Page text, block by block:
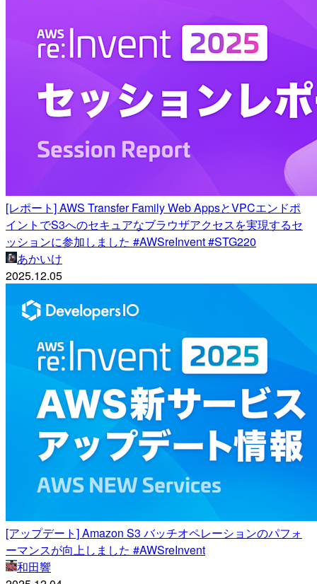
[レポート] AWS Transfer Family Web AppsとVPCエンドポ
イントでS3へのセキュアなブラウザアクセスを実現するセ
ッションに参加しました #AWSreInvent #STG220
あかいけ
2025.12.05
[アップデート] Amazon S3 バッチオペレーションのパフォ
ーマンスが向上しました #AWSreInvent
和田響